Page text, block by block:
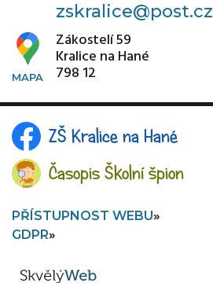
zskralice@post.cz
Zákostelí 59
Kralice na Hané
798 12
ZŠ Kralice na Hané
Časopis Školní špion
PŘÍSTUPNOST WEBU
GDPR